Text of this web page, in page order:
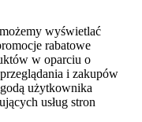
wyświetlać
rabatowe
w oparciu o
i zakupów
użytkownika
usług stron